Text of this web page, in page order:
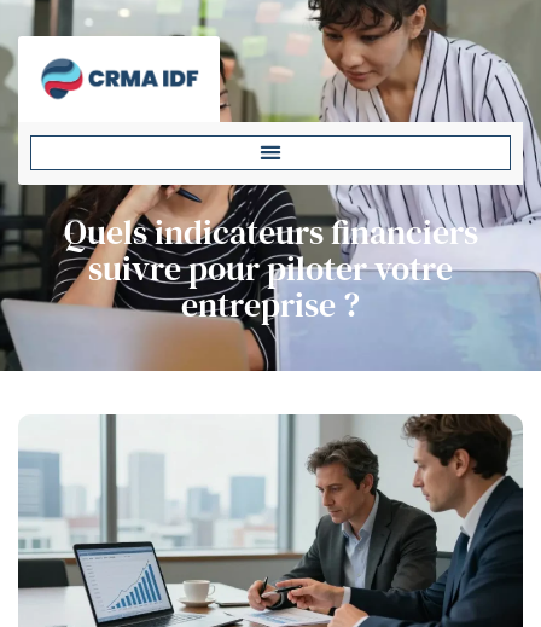
Quels indicateurs financiers
suivre pour piloter votre
entreprise ?